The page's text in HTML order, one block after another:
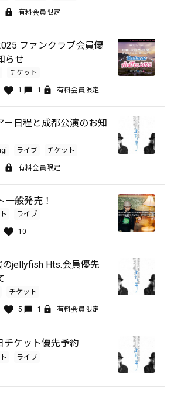
有料会員限定
ファンクラブ会員優
らせ
チケット
1 1 有料会員限定
ー日程と成都公演のお知
ライブ チケット
有料会員限定
般発売！
ライブ
10
jellyfish Hts.会員優先
チケット
5 1 有料会員限定
チケット優先予約
ライブ